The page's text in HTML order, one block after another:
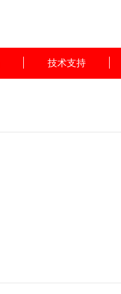
技术支持